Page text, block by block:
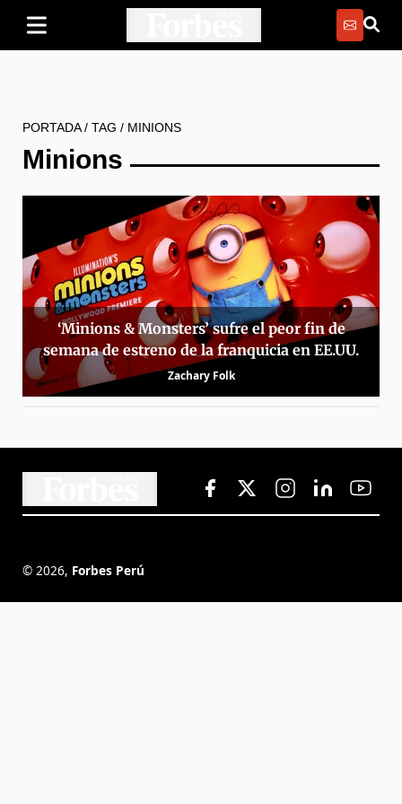
PORTADA/ TAG / MINIONS
Minions
‘Minions & Monsters’ sufre el peor fin de
semana de estreno de la franquicia en EE.UU.
Zachary Folk
© 2026, Forbes Perú